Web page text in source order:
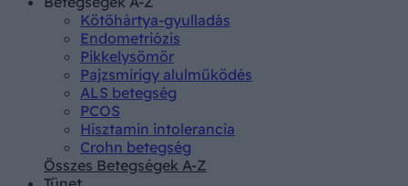
Kötőhártya-gyulladás
Endometriózis
Pikkelysömör
Pajzsmirigy alulműködés
ALS betegség
PCOS
Hisztamin intolerancia
Crohn betegség
Összes Betegségek A-Z